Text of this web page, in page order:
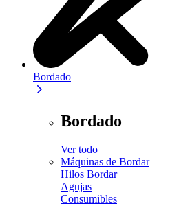
Bordado
Bordado
Ver todo
Máquinas de Bordar
Hilos Bordar
Agujas
Consumibles